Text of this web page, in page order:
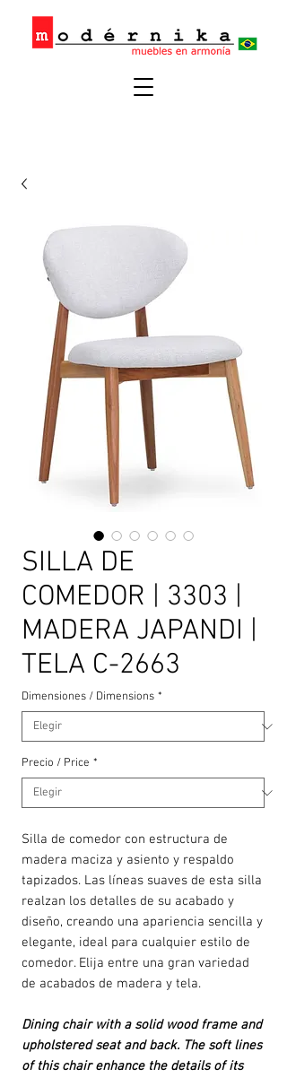
SILLA DE
COMEDOR | 3303 |
MADERA JAPANDI |
TELA C-2663
Dimensiones / Dimensions *
Precio / Price *
Silla de comedor con estructura de
madera maciza y asiento y respaldo
tapizados. Las líneas suaves de esta silla
realzan los detalles de su acabado y
diseño, creando una apariencia sencilla y
elegante, ideal para cualquier estilo de
comedor. Elija entre una gran variedad
de acabados de madera y tela.
Dining chair with a solid wood frame and
upholstered seat and back. The soft lines
of this chair enhance the details of its